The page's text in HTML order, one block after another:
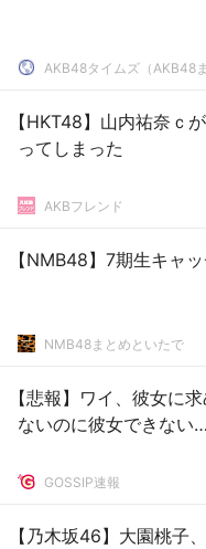
AKB48タイムズ（AKB48ま
【HKT48】山内祐奈ｃ
ってしまった
AKBフレンド
【NMB48】7期生キャ
NMB48まとめといたで
【悲報】ワイ、彼女に
ないのに彼女できない
GOSSIP速報
【乃木坂46】大園桃子